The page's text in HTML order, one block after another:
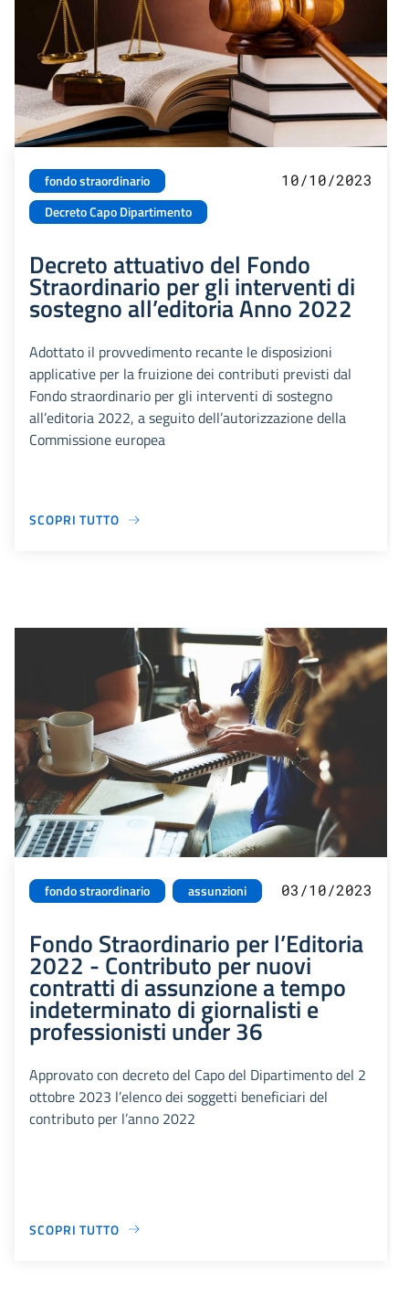
fondo straordinario
Decreto Capo Dipartimento
10/10/2023
Decreto attuativo del Fondo
Straordinario per gli interventi di
sostegno all’editoria Anno 2022
Adottato il provvedimento recante le disposizioni
applicative per la fruizione dei contributi previsti dal
Fondo straordinario per gli interventi di sostegno
all’editoria 2022, a seguito dell’autorizzazione della
Commissione europea
SCOPRI TUTTO
fondo straordinario assunzioni 03/10/2023
Fondo Straordinario per l’Editoria
2022 - Contributo per nuovi
contratti di assunzione a tempo
indeterminato di giornalisti e
professionisti under 36
Approvato con decreto del Capo del Dipartimento del 2
ottobre 2023 l’elenco dei soggetti beneficiari del
contributo per l’anno 2022
SCOPRI TUTTO